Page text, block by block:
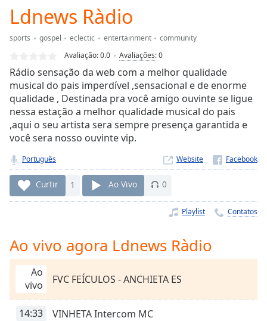
Current
Time0:00
Duration
0.00%
Stream
TypeLIVE
Seek to
live,
currently
behind
Remaining
Time-
Chapters
Chapters
Ldnews Ràdio
sports gospel eclectic entertainment
community
Avaliação:0.0 Avaliações:0
Rádio sensação da web com a melhor qualidade
musical do pais imperdível ,sensacional e de enorme
qualidade , Destinada pra você amigo ouvinte se ligue
nessa estação a melhor qualidade musical do pais
,aqui o seu artista sera sempre presença garantida e
você sera nosso ouvinte vip.
Português Website
Curtir 1 Ao Vivo 0
Playlist Contatos
Ao vivo agora Ldnews Ràdio
Ao
vivo
FVC FEÍCULOS - ANCHIETA ES
14:33 VINHETA Intercom MC